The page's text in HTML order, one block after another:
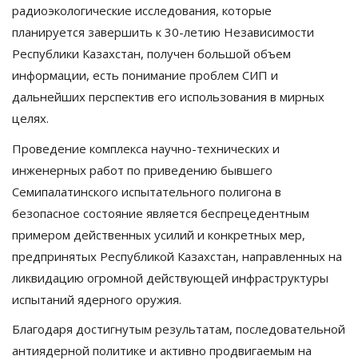
радиоэкологические исследования, которые
планируется завершить к 30-летию Независимости
Республики Казахстан, получен большой объем
информации, есть понимание проблем СИП и
дальнейших перспектив его использования в мирных
целях.
Проведение комплекса научно-технических и
инженерных работ по приведению бывшего
Семипалатинского испытательного полигона в
безопасное состояние является беспрецедентным
примером действенных усилий и конкретных мер,
предпринятых Республикой Казахстан, направленных на
ликвидацию огромной действующей инфраструктуры
испытаний ядерного оружия.
Благодаря достигнутым результатам, последовательной
антиядерной политике и активно продвигаемым на